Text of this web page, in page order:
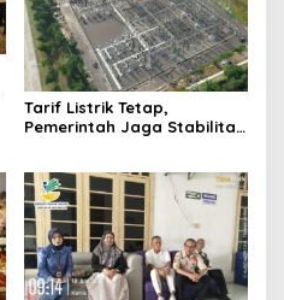
Tarif Listrik Tetap,
Pemerintah Jaga Stabilitas